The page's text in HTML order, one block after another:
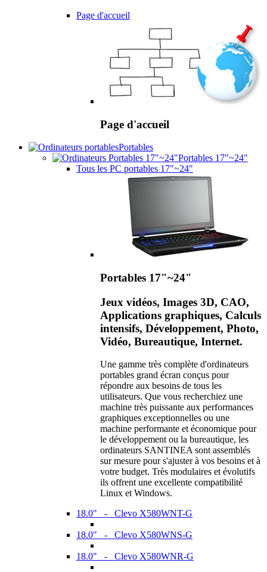
Page d'accueil
Page d'accueil
Portables
Portables 17"~24"
Tous les PC portables 17"~24"
Portables 17"~24"
Jeux vidéos, Images 3D, CAO,
Applications graphiques, Calculs
intensifs, Développement, Photo,
Vidéo, Bureautique, Internet.
Une gamme très complète d'ordinateurs
portables grand écran conçus pour
répondre aux besoins de tous les
utilisateurs. Que vous recherchiez une
machine très puissante aux performances
graphiques exceptionnelles ou une
machine performante et économique pour
le développement ou la bureautique, les
ordinateurs SANTINEA sont assemblés
sur mesure pour s'ajuster à vos besoins et à
votre budget. Très modulaires et évolutifs
ils offrent une excellente compatibilité
Linux et Windows.
18.0" - Clevo X580WNT-G
18.0" - Clevo X580WNS-G
18.0" - Clevo X580WNR-G